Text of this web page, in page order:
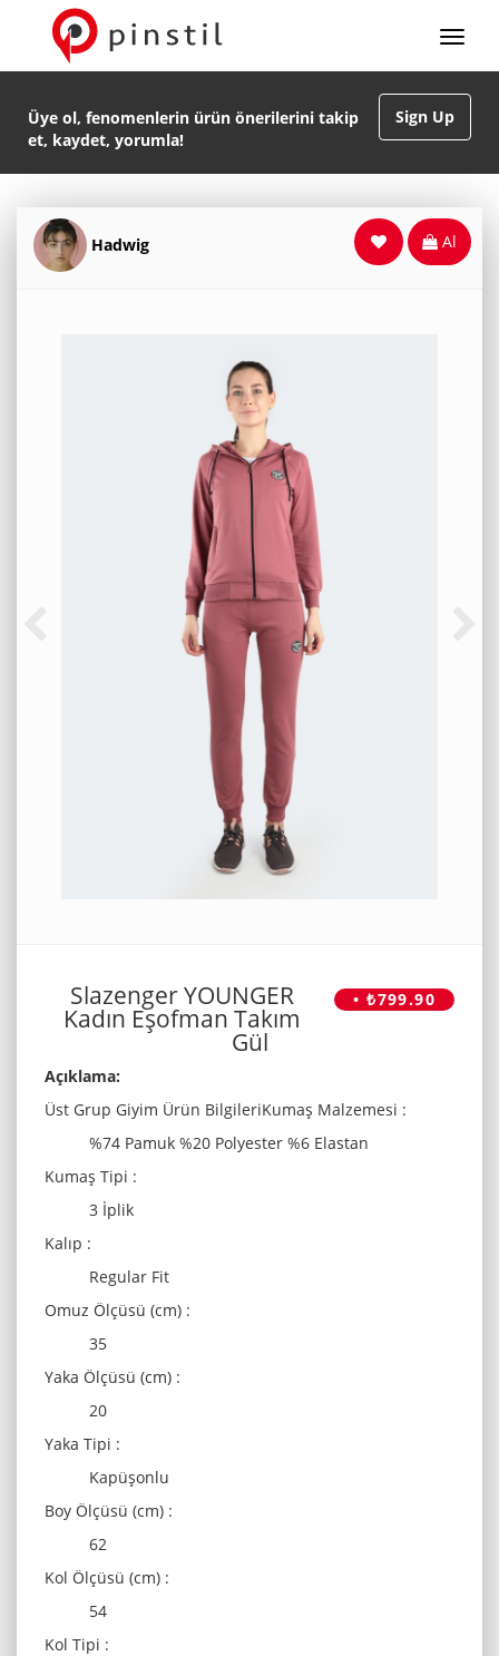
Sign Up
Üye ol, fenomenlerin ürün önerilerini takip
et, kaydet, yorumla!
Hadwig Al
• ₺799.90
Slazenger YOUNGER
Kadın Eşofman Takım
Gül
Açıklama:
Üst Grup Giyim Ürün BilgileriKumaş Malzemesi :
%74 Pamuk %20 Polyester %6 Elastan
Kumaş Tipi :
3 İplik
Kalıp :
Regular Fit
Omuz Ölçüsü (cm) :
35
Yaka Ölçüsü (cm) :
20
Yaka Tipi :
Kapüşonlu
Boy Ölçüsü (cm) :
62
Kol Ölçüsü (cm) :
54
Kol Tipi :